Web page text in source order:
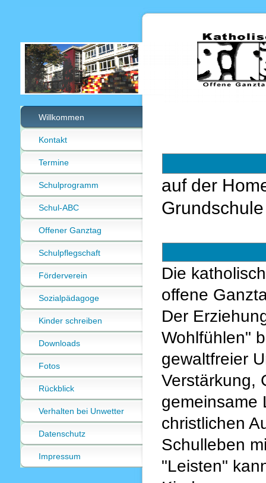
Willkommen
Kontakt
Termine
Schulprogramm
Schul-ABC
Offener Ganztag
Schulpflegschaft
Förderverein
Sozialpädagoge
Kinder schreiben
Downloads
Fotos
Rückblick
Verhalten bei Unwetter
Datenschutz
Impressum
auf der
Die
offene
Der
Wohlfühlen"
gewaltfreier
Verstärkung,
gemeinsame
christlichen
Schulleben
"Leisten"